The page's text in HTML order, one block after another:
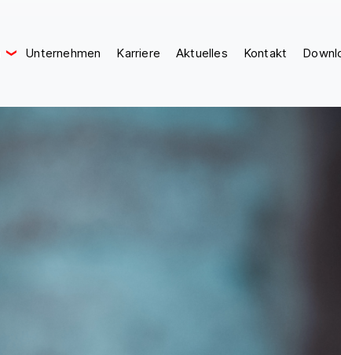
Unternehmen Karriere Aktuelles Kontakt